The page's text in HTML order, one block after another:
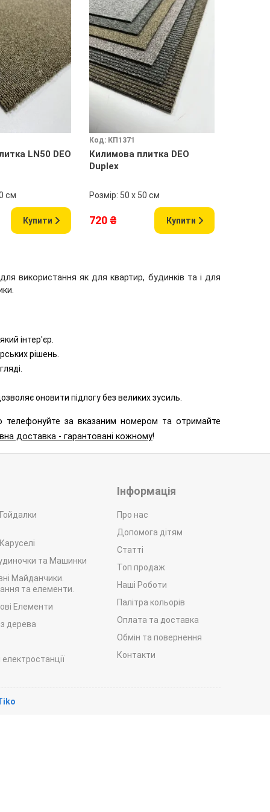
LN50 DEO
см
Купити
Код: КП1371
Килимова плитка DEO
Duplex
Розмір: 50 х 50 см
720 ₴ Купити
використання як для квартир, будинків та і для
інтер'єр.
рішень.
оновити підлогу без великих зусиль.
телефонуйте за вказаним номером та отримайте
доставка - гарантовані кожному!
та Машинки
Майданчики.
та елементи.
Елементи
дерева
електростанції
Інформація
Про нас
Допомога дітям
Статті
Топ продаж
Наші Роботи
Палітра кольорів
Оплата та доставка
Обмін та повернення
Контакти